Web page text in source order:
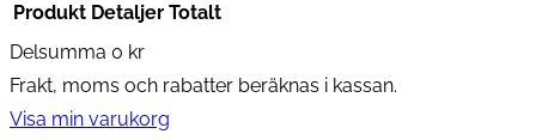
Produkter
i
Produkt Detaljer Totalt
Delsumma 0 kr
Frakt, moms och rabatter beräknas i kassan.
Visa min varukorg